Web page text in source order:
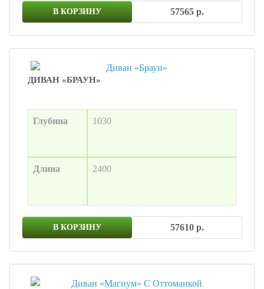
В КОРЗИНУ 57565 р.
ДИВАН «БРАУН»
Глубина 1030
Длина 2400
В КОРЗИНУ 57610 р.